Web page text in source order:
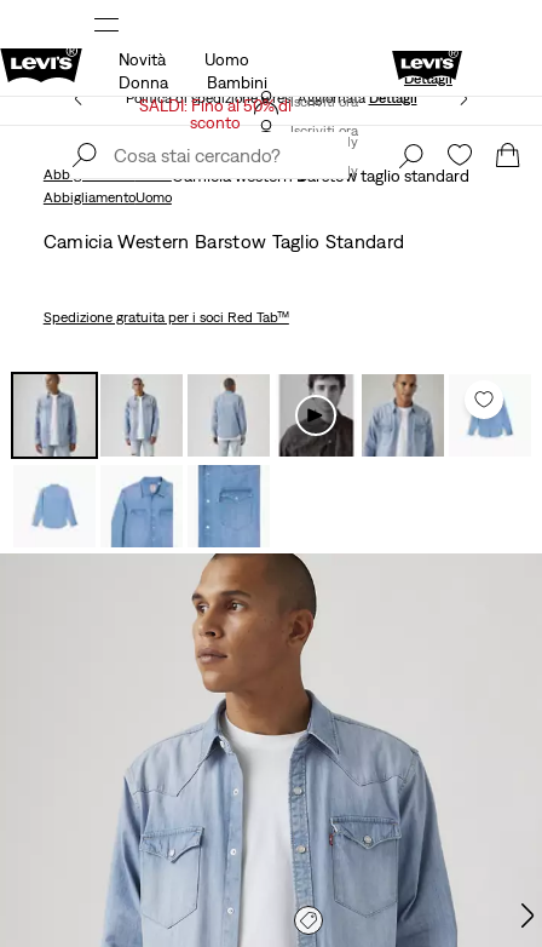
di sconto
Spedizione gratuita per i membri di Levi’s®
Dettagli
Iscriviti ora
Italy
Novità
Uomo
Donna
Bambini
SALDI: Fino al 50% di
sconto
Politica di spedizione e resi Aggiornata Dettagli
Iscriviti ora
Italy
Abbigliamento Camicia western Barstow taglio standard
AbbigliamentoUomo
Camicia Western Barstow Taglio Standard
Spedizione gratuitaper i soci Red Tab™